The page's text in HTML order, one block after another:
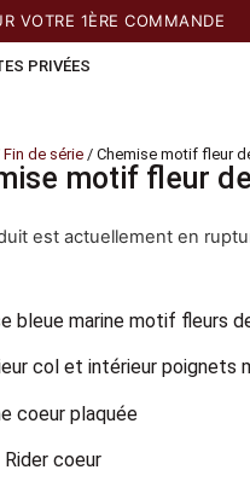
1ÈRE COMMANDE
PRIVÉES
Fin de série / Chemise motif fleur
motif fleur
est actuellement en
bleue marine motif fleurs
col et intérieur poignets
coeur plaquée
coeur